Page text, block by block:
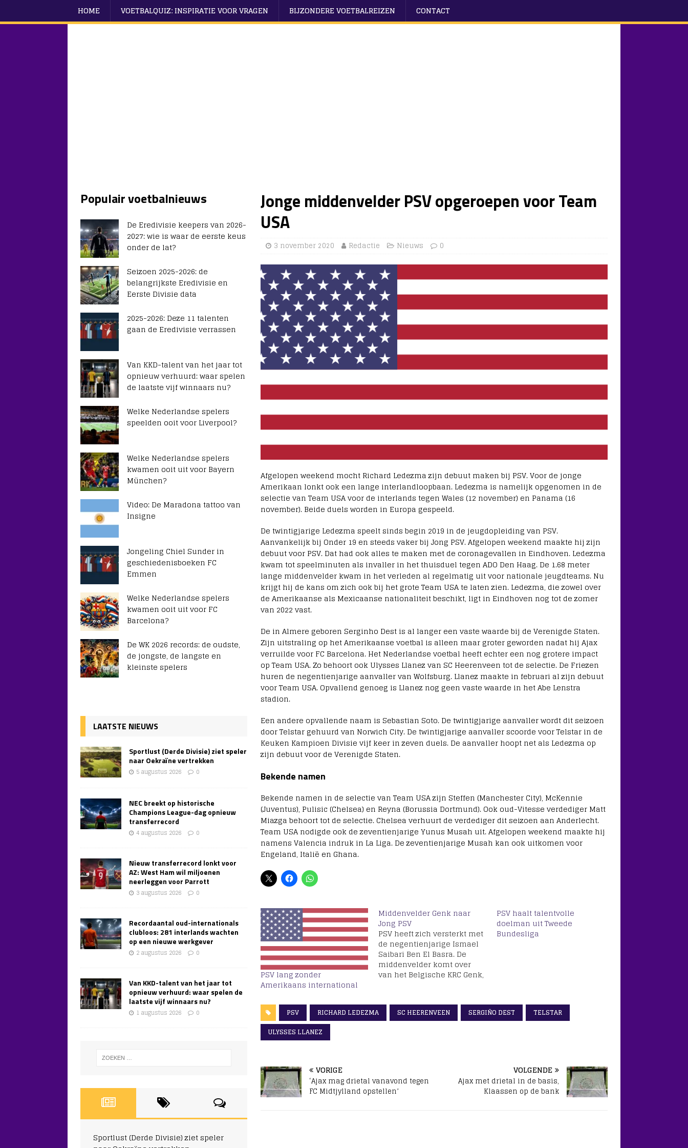
HOME VOETBALQUIZ: INSPIRATIE VOOR VRAGEN BIJZONDERE VOETBALREIZEN CONTACT
Jonge middenvelder PSV opgeroepen voor Team
USA
3 november 2020 Redactie Nieuws 0
Afgelopen weekend mocht Richard Ledezma zijn debuut maken bij PSV. Voor de jonge
Amerikaan lonkt ook een lange interlandloopbaan. Ledezma is namelijk opgenomen in de
selectie van Team USA voor de interlands tegen Wales (12 november) en Panama (16
november). Beide duels worden in Europa gespeeld.
De twintigjarige Ledezma speelt sinds begin 2019 in de jeugdopleiding van PSV.
Aanvankelijk bij Onder 19 en steeds vaker bij Jong PSV. Afgelopen weekend maakte hij zijn
debuut voor PSV. Dat had ook alles te maken met de coronagevallen in Eindhoven. Ledezma
kwam tot speelminuten als invaller in het thuisduel tegen ADO Den Haag. De 1.68 meter
lange middenvelder kwam in het verleden al regelmatig uit voor nationale jeugdteams. Nu
krijgt hij de kans om zich ook bij het grote Team USA te laten zien. Ledezma, die zowel over
de Amerikaanse als Mexicaanse nationaliteit beschikt, ligt in Eindhoven nog tot de zomer
van 2022 vast.
De in Almere geboren Serginho Dest is al langer een vaste waarde bij de Verenigde Staten.
Zijn uitstraling op het Amerikaanse voetbal is alleen maar groter geworden nadat hij Ajax
verruilde voor FC Barcelona. Het Nederlandse voetbal heeft echter een nog grotere impact
op Team USA. Zo behoort ook Ulysses Llanez van SC Heerenveen tot de selectie. De Friezen
huren de negentienjarige aanvaller van Wolfsburg. Llanez maakte in februari al zijn debuut
voor Team USA. Opvallend genoeg is Llanez nog geen vaste waarde in het Abe Lenstra
stadion.
Een andere opvallende naam is Sebastian Soto. De twintigjarige aanvaller wordt dit seizoen
door Telstar gehuurd van Norwich City. De twintigjarige aanvaller scoorde voor Telstar in de
Keuken Kampioen Divisie vijf keer in zeven duels. De aanvaller hoopt net als Ledezma op
zijn debuut voor de Verenigde Staten.
Bekende namen
Bekende namen in de selectie van Team USA zijn Steffen (Manchester City), McKennie
(Juventus), Pulisic (Chelsea) en Reyna (Borussia Dortmund). Ook oud-Vitesse verdediger Matt
Miazga behoort tot de selectie. Chelsea verhuurt de verdediger dit seizoen aan Anderlecht.
Team USA nodigde ook de zeventienjarige Yunus Musah uit. Afgelopen weekend maakte hij
namens Valencia indruk in La Liga. De zeventienjarige Musah kan ook uitkomen voor
Engeland, Italië en Ghana.
PSV lang zonder
Amerikaans international
Middenvelder Genk naar
Jong PSV
PSV heeft zich versterkt met
de negentienjarige Ismael
Saibari Ben El Basra. De
middenvelder komt over
van het Belgische KRC Genk,
middenvelder lag in
Eindhoven een driejarig
PSV haalt talentvolle
doelman uit Tweede
Bundesliga
PSV RICHARD LEDEZMA SC HEERENVEEN SERGIÑO DEST
TELSTAR
ULYSSES LLANEZ
VORIGE
‘Ajax mag drietal vanavond tegen
FC Midtjylland opstellen’
VOLGENDE
Ajax met drietal in de basis,
Klaassen op de bank
Populair voetbalnieuws
De Eredivisie keepers van 2026-
2027: wie is waar de eerste keus
onder de lat?
Seizoen 2025-2026: de
belangrijkste Eredivisie en
Eerste Divisie data
2025-2026: Deze 11 talenten
gaan de Eredivisie verrassen
Van KKD-talent van het jaar tot
opnieuw verhuurd: waar spelen
de laatste vijf winnaars nu?
Welke Nederlandse spelers
speelden ooit voor Liverpool?
Welke Nederlandse spelers
kwamen ooit uit voor Bayern
München?
Video: De Maradona tattoo van
Insigne
Jongeling Chiel Sunder in
geschiedenisboeken FC
Emmen
Welke Nederlandse spelers
kwamen ooit uit voor FC
Barcelona?
De WK 2026 records: de oudste,
de jongste, de langste en
kleinste spelers
LAATSTE NIEUWS
Sportlust (Derde Divisie) ziet speler
naar Oekraïne vertrekken
5 augustus 2026 0
NEC breekt op historische
Champions League-dag opnieuw
transferrecord
4 augustus 2026 0
Nieuw transferrecord lonkt voor
AZ: West Ham wil miljoenen
neerleggen voor Parrott
3 augustus 2026 0
Recordaantal oud-internationals
clubloos: 281 interlands wachten
op een nieuwe werkgever
2 augustus 2026 0
Van KKD-talent van het jaar tot
opnieuw verhuurd: waar spelen de
laatste vijf winnaars nu?
1 augustus 2026 0
Sportlust (Derde Divisie) ziet speler